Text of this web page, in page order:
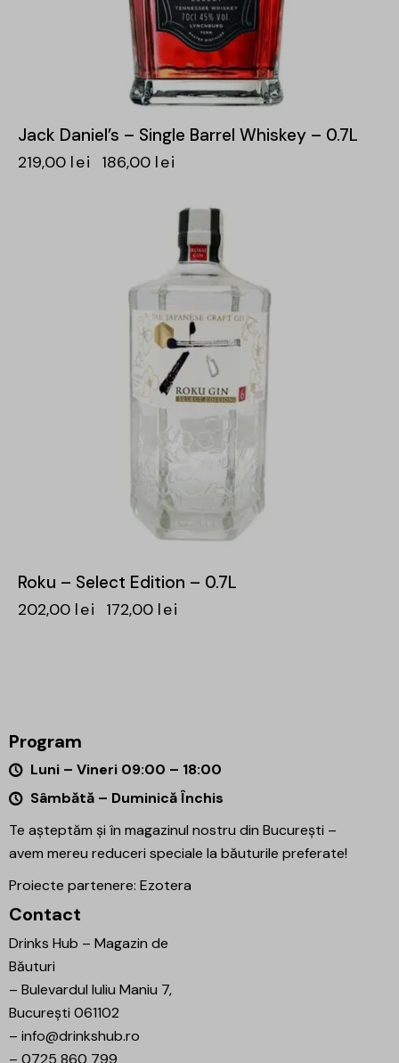
Jack Daniel’s – Single Barrel Whiskey – 0.7L
219,00 lei 186,00 lei
Roku – Select Edition – 0.7L
202,00 lei 172,00 lei
Program
Luni – Vineri 09:00 – 18:00
Sâmbătă – Duminică Închis
Te așteptăm și în magazinul nostru din București –
avem mereu reduceri speciale la băuturile preferate!
Proiecte partenere: Ezotera
Contact
Drinks Hub – Magazin de
Băuturi
– Bulevardul Iuliu Maniu 7,
București 061102
– info@drinkshub.ro
– 0725 860 799